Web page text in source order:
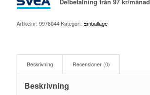
Delbetalning från 97 kr/månad
Artikelnr: 9978044 Kategori: Emballage
Beskrivning Recensioner (0)
Beskrivning